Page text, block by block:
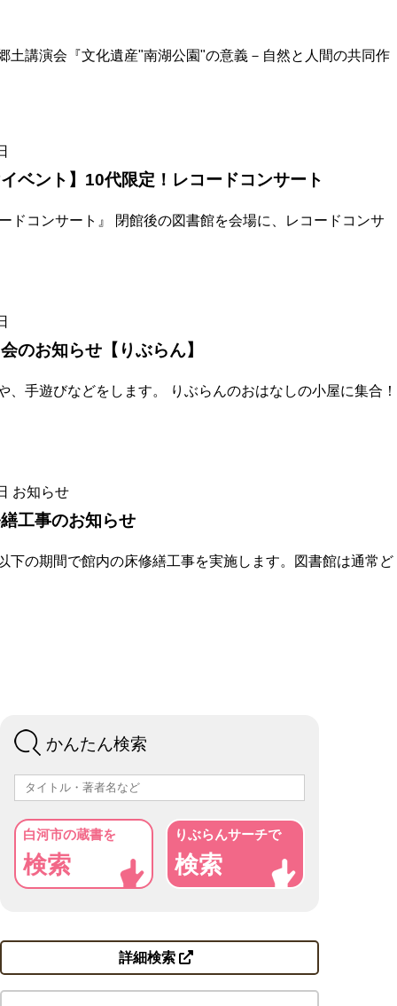
土講演会『文化遺産"南湖公園"の意義－自然と人間の共同作
ベント】10代限定！レコードコンサート
ドコンサート』 閉館後の図書館を会場に、レコードコンサ
のお知らせ【りぶらん】
、手遊びなどをします。 りぶらんのおはなしの小屋に集合！
お知らせ
工事のお知らせ
下の期間で館内の床修繕工事を実施します。図書館は通常ど
かんたん検索
白河市の蔵書を
検索
りぶらんサーチで
検索
詳細検索